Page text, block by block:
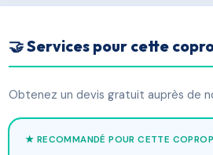
🤝 Services pour cette
Obtenez un devis gratuit auprès de
★ RECOMMANDÉ POUR CETTE